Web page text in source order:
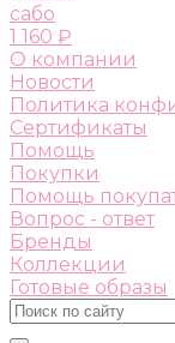
сабо
1 160 ₽
О компании
Новости
Политика
Сертификаты
Помощь
Покупки
Помощь
Вопрос - ответ
Бренды
Коллекции
Готовые образы